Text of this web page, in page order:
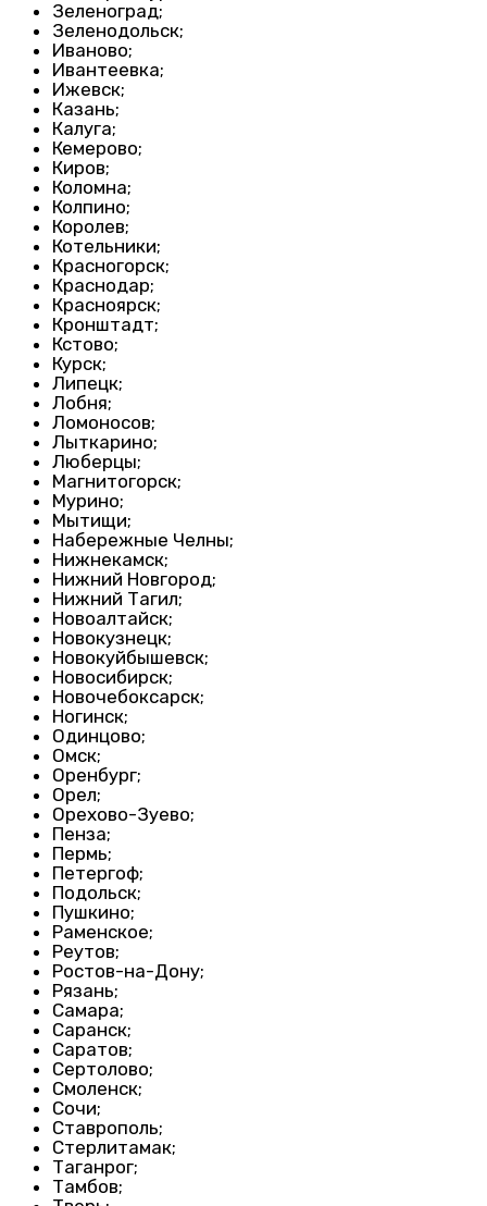
Зеленоград;
Зеленодольск;
Иваново;
Ивантеевка;
Ижевск;
Казань;
Калуга;
Кемерово;
Киров;
Коломна;
Колпино;
Королев;
Котельники;
Красногорск;
Краснодар;
Красноярск;
Кронштадт;
Кстово;
Курск;
Липецк;
Лобня;
Ломоносов;
Лыткарино;
Люберцы;
Магнитогорск;
Мурино;
Мытищи;
Набережные Челны;
Нижнекамск;
Нижний Новгород;
Нижний Тагил;
Новоалтайск;
Новокузнецк;
Новокуйбышевск;
Новосибирск;
Новочебоксарск;
Ногинск;
Одинцово;
Омск;
Оренбург;
Орел;
Орехово-Зуево;
Пенза;
Пермь;
Петергоф;
Подольск;
Пушкино;
Раменское;
Реутов;
Ростов-на-Дону;
Рязань;
Самара;
Саранск;
Саратов;
Сертолово;
Смоленск;
Сочи;
Ставрополь;
Стерлитамак;
Таганрог;
Тамбов;